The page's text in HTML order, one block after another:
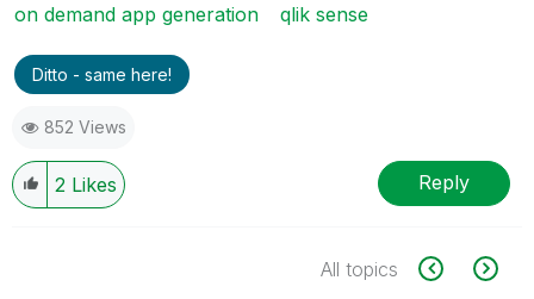
on demand app generation
qlik sense
Ditto - same here!
852 Views
2 Likes Reply
All topics